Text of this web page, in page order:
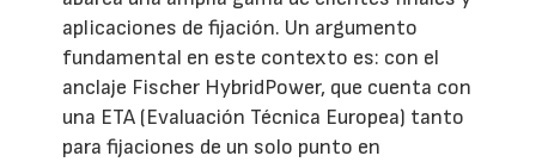
aplicaciones de fijación. Un argumento
fundamental en este contexto es: con el
anclaje Fischer HybridPower, que cuenta con
una ETA (Evaluación Técnica Europea) tanto
para fijaciones de un solo punto en